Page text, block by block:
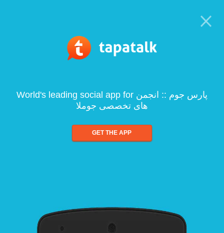
World's leading social app for پارس جوم :: انجمن
های تخصصی جوملا
GET THE APP